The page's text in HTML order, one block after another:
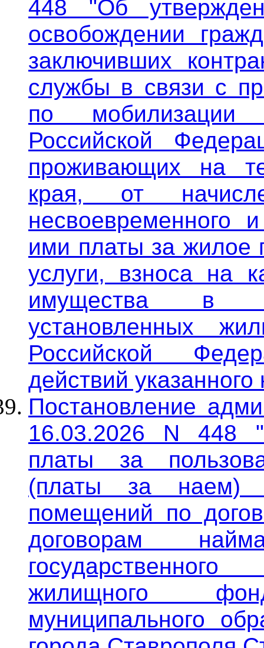
448 "Об
освобождении
заключивших
службы в связи с
по
Российской
проживающих на
края, от
несвоевременного
ими платы за жилое
услуги, взноса на
имущества в
установленных
Российской
действий указанного
Постановление
16.03.2026 N 448
платы за
(платы за наем)
помещений по
договорам
жилищного
муниципального